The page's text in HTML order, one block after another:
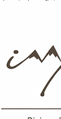
Sarebbe
economico
Perché la
ad
ora
e
della
un tunnel
De
anni con un